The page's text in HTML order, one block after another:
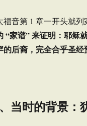
福音第 1 章一开头就列
“家谱” 来证明：耶稣
的后裔，完全合乎圣经
当时的背景：